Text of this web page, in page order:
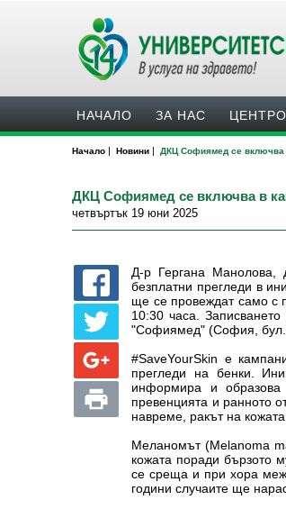
НАЧАЛО ЗА НАС
Начало | Новини | ДКЦ Софиямед се включва
ДКЦ Софиямед се включва в
четвъртък 19 юни 2025
Д-р Гергана Манолова,
безплатни прегледи в
ще се провеждат само с
10:30 часа.
"Софиямед" (София,
#SaveYourSkin е
прегледи на бенки.
информира и образова
превенцията и ранното
навреме, ракът на
Меланомът (Melanoma
кожата поради бързото
се среща и при хора
години случаите ще